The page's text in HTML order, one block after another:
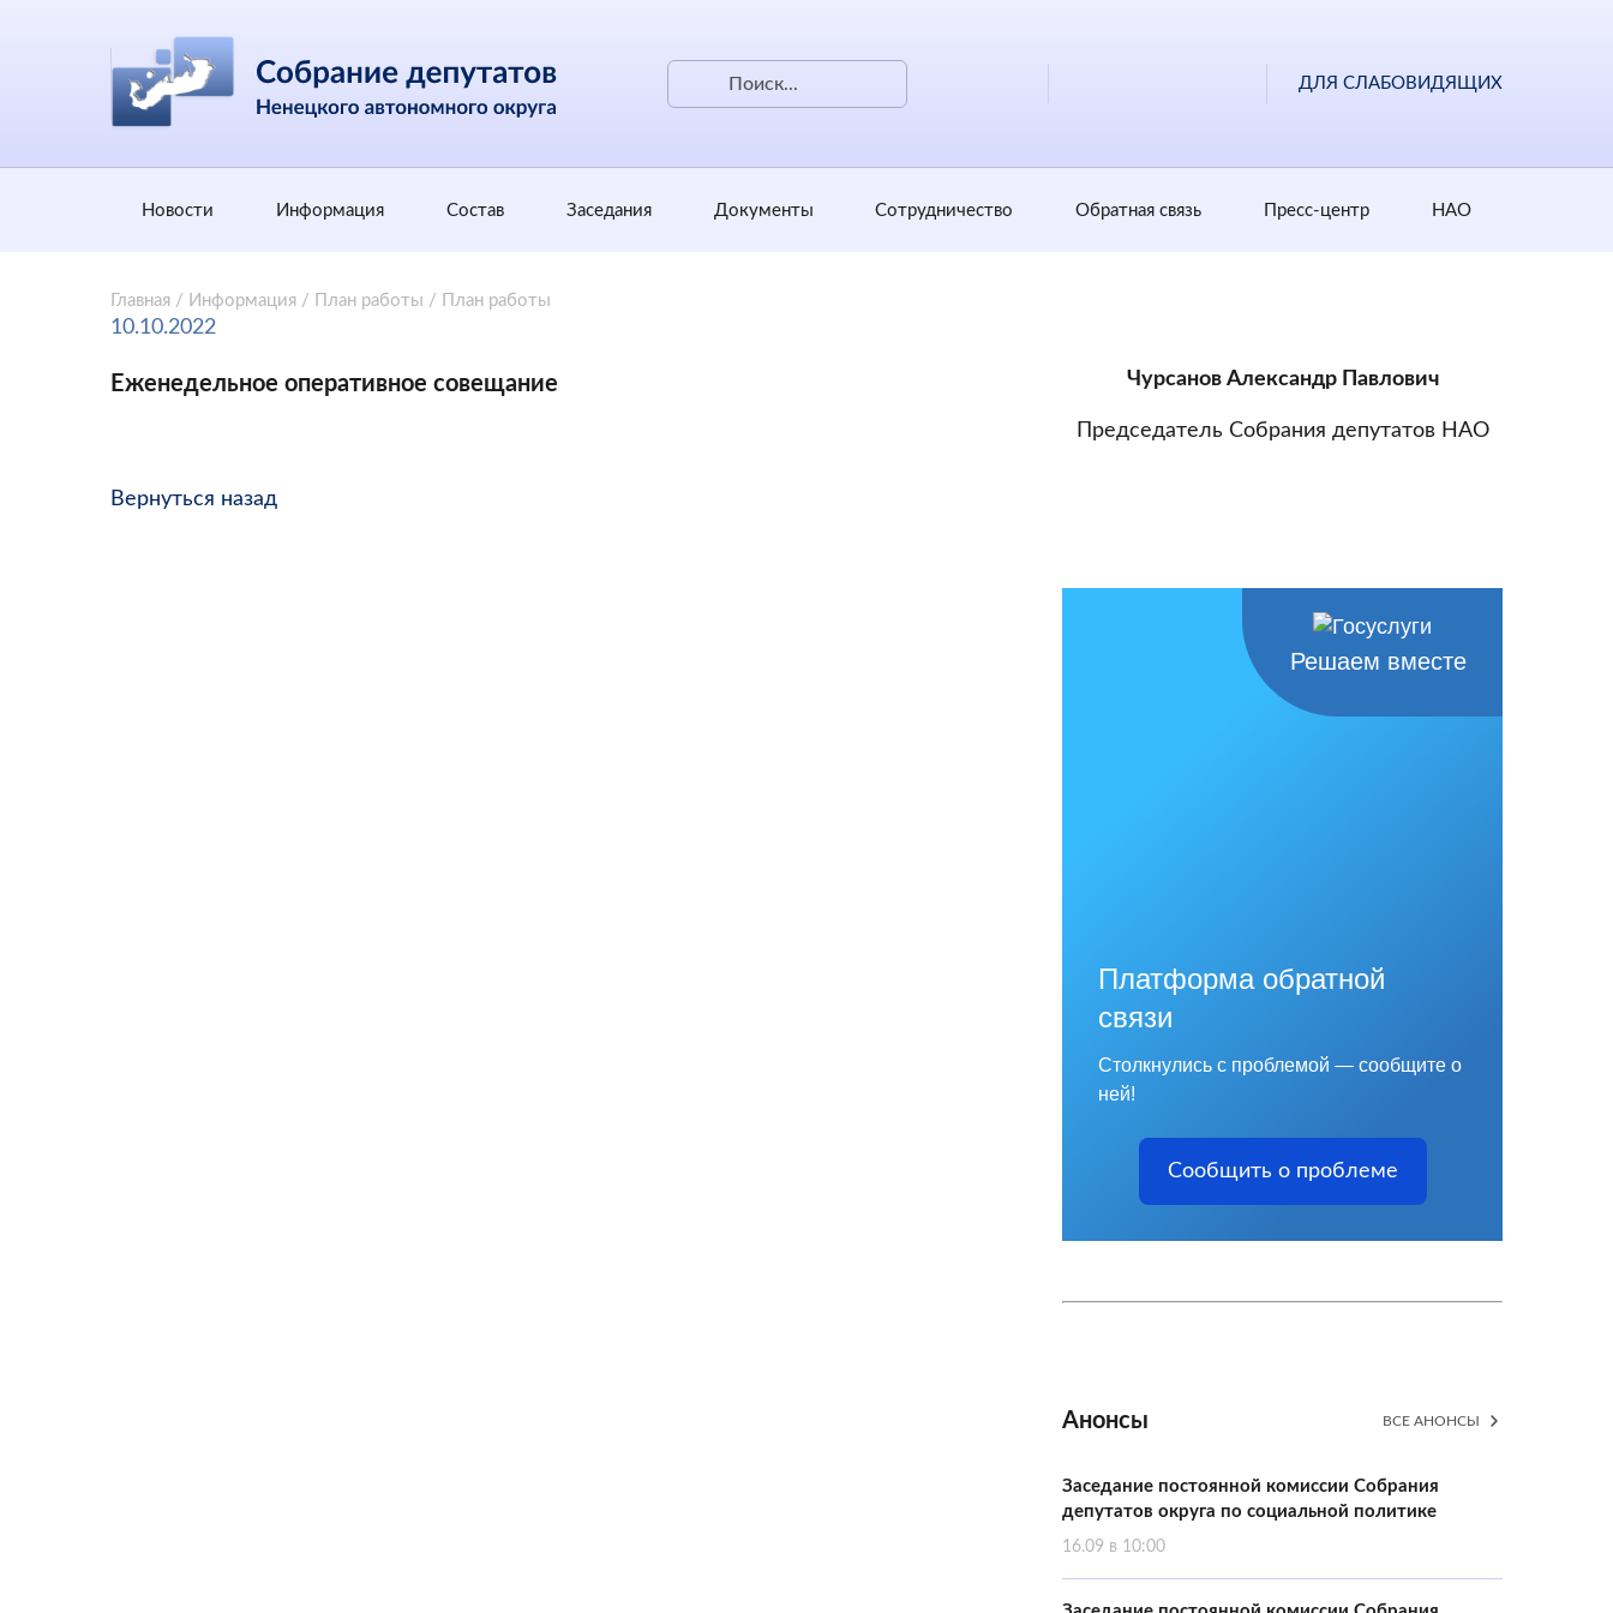
ДЛЯ СЛАБОВИДЯЩИХ
Новости Информация Состав Заседания Документы Сотрудничество Обратная cвязь Пресс-центр НАО
Главная / Информация / План работы / План работы
10.10.2022
Еженедельное оперативное совещание
Вернуться назад
Чурсанов Александр Павлович
Председатель Собрания депутатов НАО
Решаем вместе
Платформа обратной
связи
Столкнулись с проблемой — сообщите о
ней!
Сообщить о проблеме
Анонсы ВСЕ АНОНСЫ
Заседание постоянной комиссии Собрания
депутатов округа по социальной политике
16.09 в 10:00